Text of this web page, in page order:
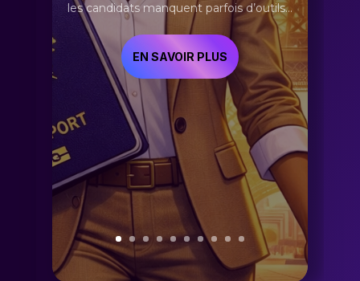
les candidats manquent parfois d’outils…
EN SAVOIR PLUS